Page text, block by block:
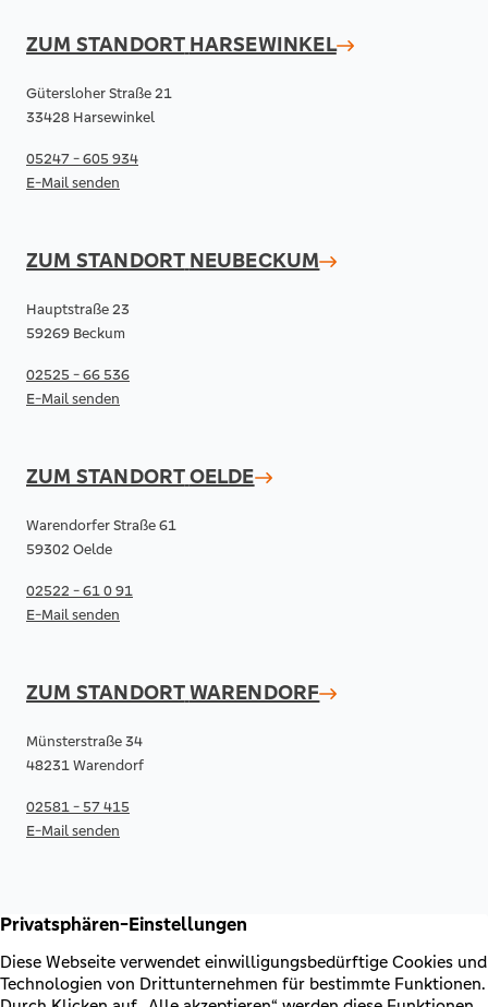
ZUM STANDORT HARSEWINKEL
Gütersloher Straße 21
33428 Harsewinkel
05247 - 605 934
E-Mail senden
ZUM STANDORT NEUBECKUM
Hauptstraße 23
59269 Beckum
02525 - 66 536
E-Mail senden
ZUM STANDORTOELDE
Warendorfer Straße 61
59302 Oelde
02522 - 61 0 91
E-Mail senden
ZUM STANDORTWARENDORF
Münsterstraße 34
48231 Warendorf
02581 - 57 415
E-Mail senden
RECHTLICHES & KONTAKT
Kontakt
AGB & Sonderbedingungen